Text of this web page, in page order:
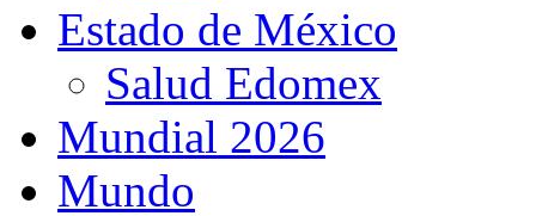
Estado de México
Salud Edomex
Mundial 2026
Mundo